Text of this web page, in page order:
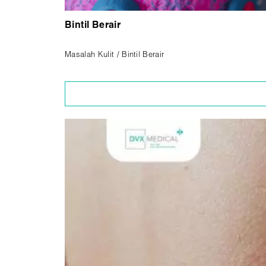
Bintil Berair
Masalah Kulit / Bintil Berair